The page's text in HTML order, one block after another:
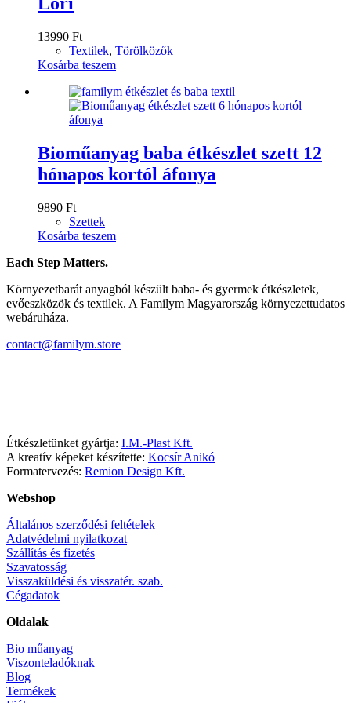
13990 Ft
Textilek, Törölközők
Kosárba teszem
Bioműanyag baba étkészlet szett 12
hónapos kortól áfonya
9890 Ft
Szettek
Kosárba teszem
Each Step Matters.
Környezetbarát anyagból készült baba- és gyermek étkészletek,
evőeszközök és textilek. A Familym Magyarország környezettudatos
webáruháza.
contact@familym.store
Étkészletünket gyártja: I.M.-Plast Kft.
A kreatív képeket készítette: Kocsír Anikó
Formatervezés: Remion Design Kft.
Webshop
Általános szerződési feltételek
Adatvédelmi nyilatkozat
Szállítás és fizetés
Szavatosság
Visszaküldési és visszatér. szab.
Cégadatok
Oldalak
Bio műanyag
Viszonteladóknak
Blog
Termékek